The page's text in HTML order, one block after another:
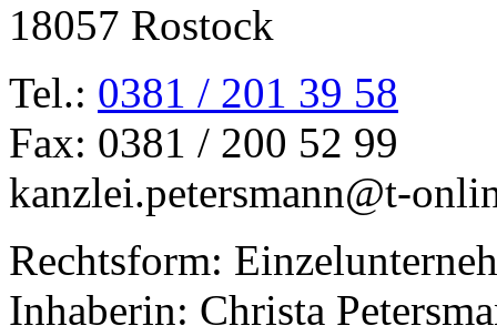
18057 Rostock
Tel.: 0381 / 201 39 58
Fax: 0381 / 200 52 99
kanzlei.petersmann@t-
Rechtsform:
Inhaberin: Christa